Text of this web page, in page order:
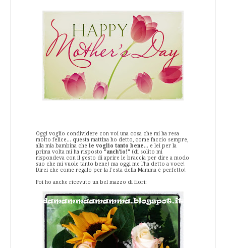
Oggi voglio condividere con voi una cosa che mi ha resa
molto felice... questa mattina ho detto, come faccio sempre,
alla mia bambina che le voglio tanto bene... e lei per la
prima volta mi ha risposto "anch'io!" (di solito mi
rispondeva con il gesto di aprire le braccia per dire a modo
suo che mi vuole tanto bene) ma oggi me l'ha detto a voce!
Direi che come regalo per la Festa della Mamma è perfetto!
Poi ho anche ricevuto un bel mazzo di fiori: